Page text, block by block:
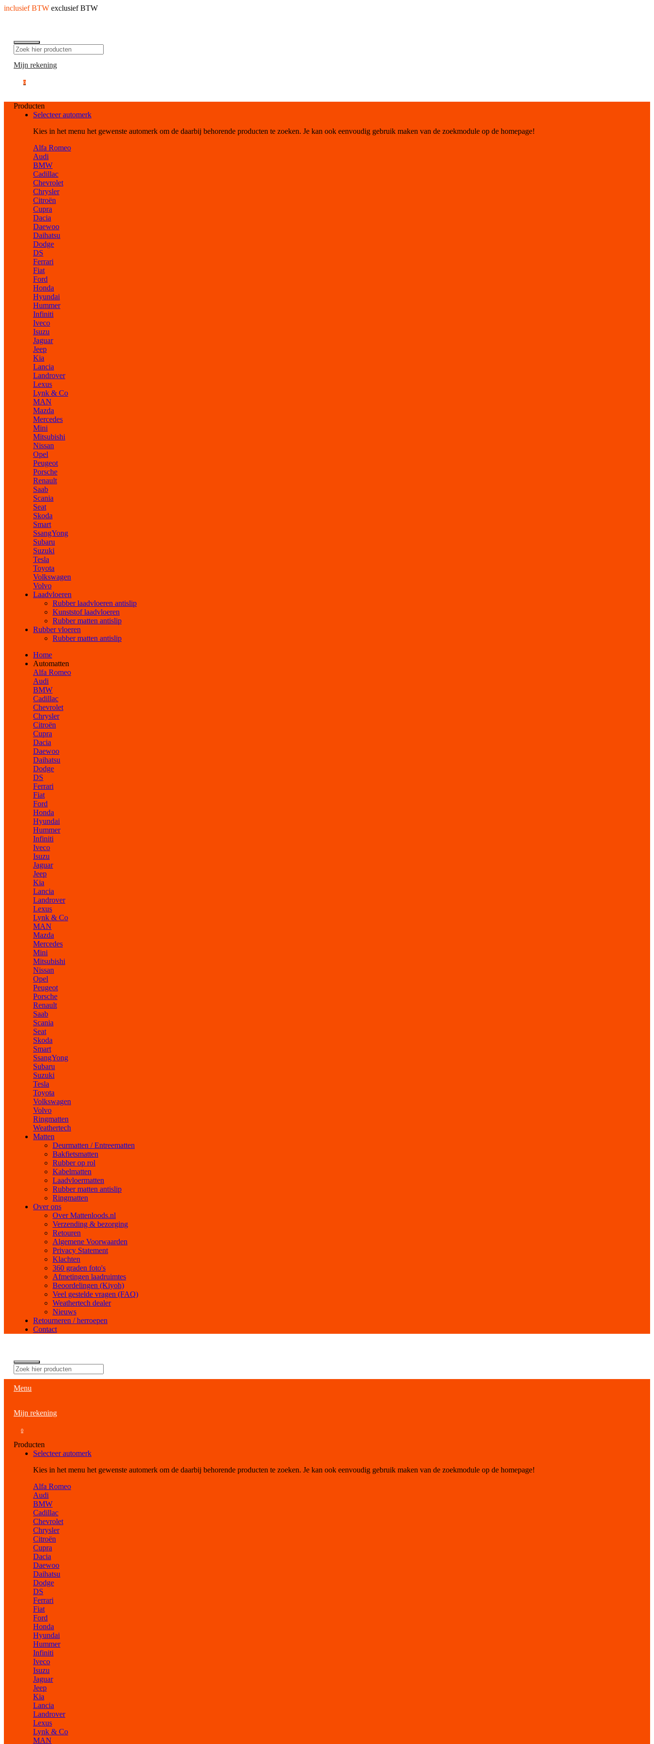
inclusief BTW exclusief BTW
Mijn rekening
0
Producten
Selecteer automerk
Kies in het menu het gewenste automerk om de daarbij behorende producten te zoeken. Je kan ook eenvoudig gebruik maken van de zoekmodule op de homepage!
Alfa Romeo
Audi
BMW
Cadillac
Chevrolet
Chrysler
Citroën
Cupra
Dacia
Daewoo
Daihatsu
Dodge
DS
Ferrari
Fiat
Ford
Honda
Hyundai
Hummer
Infiniti
Iveco
Isuzu
Jaguar
Jeep
Kia
Lancia
Landrover
Lexus
Lynk & Co
MAN
Mazda
Mercedes
Mini
Mitsubishi
Nissan
Opel
Peugeot
Porsche
Renault
Saab
Scania
Seat
Skoda
Smart
SsangYong
Subaru
Suzuki
Tesla
Toyota
Volkswagen
Volvo
Laadvloeren
Rubber laadvloeren antislip
Kunststof laadvloeren
Rubber matten antislip
Rubber vloeren
Rubber matten antislip
Home
Automatten
Alfa Romeo
Audi
BMW
Cadillac
Chevrolet
Chrysler
Citroën
Cupra
Dacia
Daewoo
Daihatsu
Dodge
DS
Ferrari
Fiat
Ford
Honda
Hyundai
Hummer
Infiniti
Iveco
Isuzu
Jaguar
Jeep
Kia
Lancia
Landrover
Lexus
Lynk & Co
MAN
Mazda
Mercedes
Mini
Mitsubishi
Nissan
Opel
Peugeot
Porsche
Renault
Saab
Scania
Seat
Skoda
Smart
SsangYong
Subaru
Suzuki
Tesla
Toyota
Volkswagen
Volvo
Ringmatten
Weathertech
Matten
Deurmatten / Entreematten
Bakfietsmatten
Rubber op rol
Kabelmatten
Laadvloermatten
Rubber matten antislip
Ringmatten
Over ons
Over Mattenloods.nl
Verzending & bezorging
Retouren
Algemene Voorwaarden
Privacy Statement
Klachten
360 graden foto's
Afmetingen laadruimtes
Beoordelingen (Kiyoh)
Veel gestelde vragen (FAQ)
Weathertech dealer
Nieuws
Retourneren / herroepen
Contact
Menu
Mijn rekening
0
Producten
Selecteer automerk
Kies in het menu het gewenste automerk om de daarbij behorende producten te zoeken. Je kan ook eenvoudig gebruik maken van de zoekmodule op de homepage!
Alfa Romeo
Audi
BMW
Cadillac
Chevrolet
Chrysler
Citroën
Cupra
Dacia
Daewoo
Daihatsu
Dodge
DS
Ferrari
Fiat
Ford
Honda
Hyundai
Hummer
Infiniti
Iveco
Isuzu
Jaguar
Jeep
Kia
Lancia
Landrover
Lexus
Lynk & Co
MAN